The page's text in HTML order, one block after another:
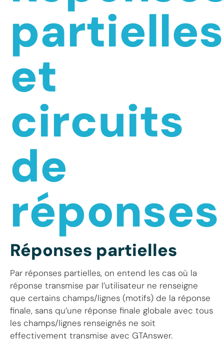
partielles
et
circuits
de
réponses
Réponses partielles
Par réponses partielles, on entend les cas où la
réponse transmise par l’utilisateur ne renseigne
que certains champs/lignes (motifs) de la réponse
finale, sans qu’une réponse finale globale avec tous
les champs/lignes renseignés ne soit
effectivement transmise avec GTAnswer.